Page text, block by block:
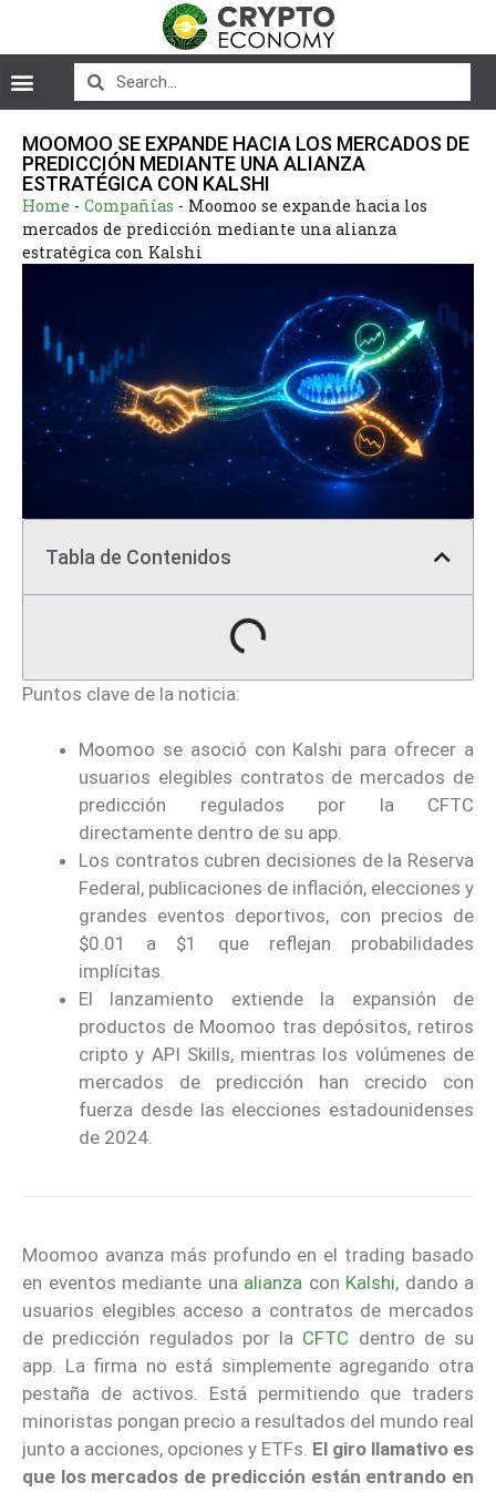
MOOMOO SE EXPANDE HACIA LOS MERCADOS DE
PREDICCIÓN MEDIANTE UNA ALIANZA
ESTRATÉGICA CON KALSHI
Home - Compañías - Moomoo se expande hacia los
mercados de predicción mediante una alianza
estratégica con Kalshi
Tabla de Contenidos
Puntos clave de la noticia:
Moomoo se asoció con Kalshi para ofrecer a
usuarios elegibles contratos de mercados de
predicción regulados por la CFTC
directamente dentro de su app.
Los contratos cubren decisiones de la Reserva
Federal, publicaciones de inflación, elecciones y
grandes eventos deportivos, con precios de
$0.01 a $1 que reflejan probabilidades
implícitas.
El lanzamiento extiende la expansión de
productos de Moomoo tras depósitos, retiros
cripto y API Skills, mientras los volúmenes de
mercados de predicción han crecido con
fuerza desde las elecciones estadounidenses
de 2024.
Moomoo avanza más profundo en el trading basado
en eventos mediante una alianza con Kalshi, dando a
usuarios elegibles acceso a contratos de mercados
de predicción regulados por la CFTC dentro de su
app. La firma no está simplemente agregando otra
pestaña de activos. Está permitiendo que traders
minoristas pongan precio a resultados del mundo real
junto a acciones, opciones y ETFs. El giro llamativo es
que los mercados de predicción están entrando en